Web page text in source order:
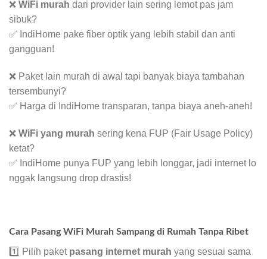
❌ WiFi murah dari provider lain sering lemot pas jam
sibuk?
✅ IndiHome pake fiber optik yang lebih stabil dan anti
gangguan!
❌ Paket lain murah di awal tapi banyak biaya tambahan
tersembunyi?
✅ Harga di IndiHome transparan, tanpa biaya aneh-aneh!
❌ WiFi yang murah sering kena FUP (Fair Usage Policy)
ketat?
✅ IndiHome punya FUP yang lebih longgar, jadi internet lo
nggak langsung drop drastis!
Cara Pasang WiFi Murah Sampang di Rumah Tanpa Ribet
1️⃣ Pilih paket pasang internet murah yang sesuai sama